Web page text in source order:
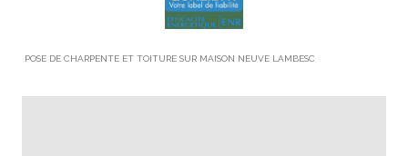
POSE DE CHARPENTE ET TOITURE SUR MAISON NEUVE LAMBESC